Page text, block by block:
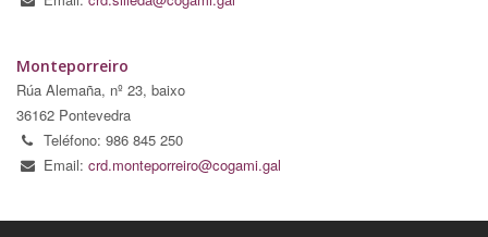
Monteporreiro
Rúa Alemaña, nº 23, baixo
36162 Pontevedra
Teléfono: 986 845 250
Email: crd.monteporreiro@cogami.gal